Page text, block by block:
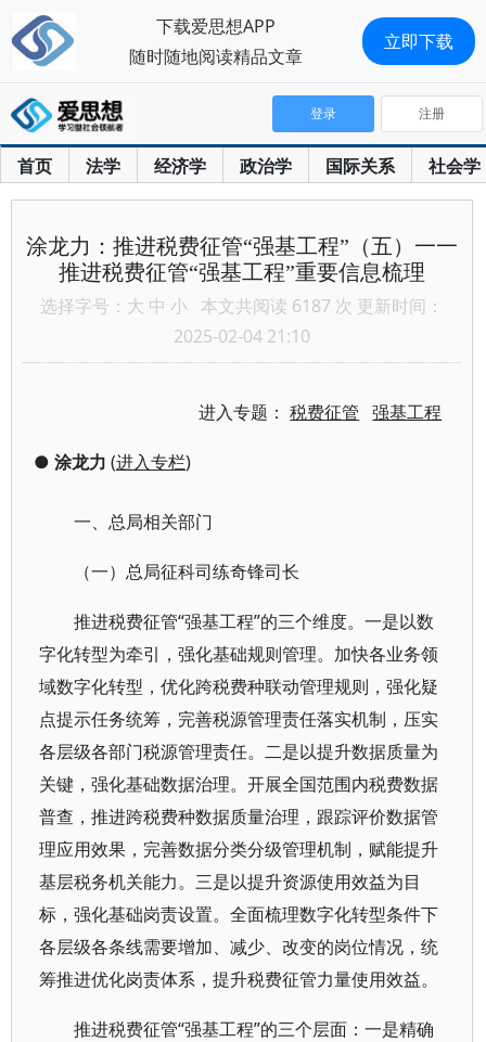
首页 法学 经济学 政治学 国际关系 社会学
登录 注册
涂龙力：推进税费征管“强基工程”（五）一一
推进税费征管“强基工程”重要信息梳理
选择字号： 大 中 小 本文共阅读 6187 次 更新时间：
2025-02-04 21:10
进入专题：税费征管 强基工程
● 涂龙力 (进入专栏)
一、总局相关部门
（一）总局征科司练奇锋司长
推进税费征管“强基工程”的三个维度。一是以数
字化转型为牵引，强化基础规则管理。加快各业务领
域数字化转型，优化跨税费种联动管理规则，强化疑
点提示任务统筹，完善税源管理责任落实机制，压实
各层级各部门税源管理责任。二是以提升数据质量为
关键，强化基础数据治理。开展全国范围内税费数据
普查，推进跨税费种数据质量治理，跟踪评价数据管
理应用效果，完善数据分类分级管理机制，赋能提升
基层税务机关能力。三是以提升资源使用效益为目
标，强化基础岗责设置。全面梳理数字化转型条件下
各层级各条线需要增加、减少、改变的岗位情况，统
筹推进优化岗责体系，提升税费征管力量使用效益。
推进税费征管“强基工程”的三个层面：一是精确
下载爱思想APP
随时随地阅读精品文章
立即下载